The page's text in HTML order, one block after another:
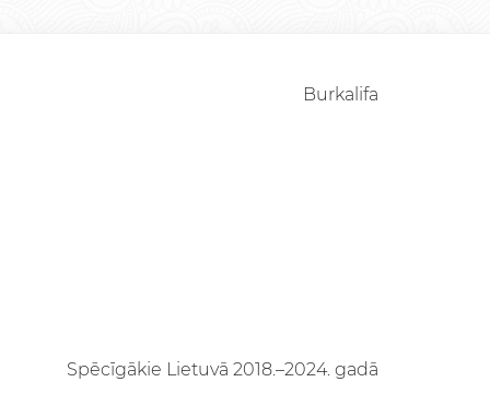
Burkalifa
Spēcīgākie Lietuvā 2018.–2024. gadā